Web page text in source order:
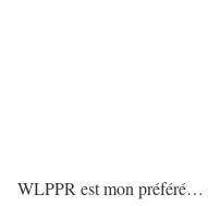
WLPPR est mon préféré…